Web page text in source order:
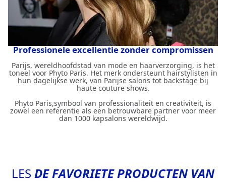
Professionele excellentie zonder compromissen
Parijs, wereldhoofdstad van mode en haarverzorging, is het
toneel voor Phyto Paris. Het merk ondersteunt hairstylisten in
hun dagelijkse werk, van Parijse salons tot backstage bij
haute couture shows.
Phyto Paris,symbool van professionaliteit en creativiteit, is
zowel een referentie als een betrouwbare partner voor meer
dan 1000 kapsalons wereldwijd.
LES DE FAVORIETE PRODUCTEN VAN